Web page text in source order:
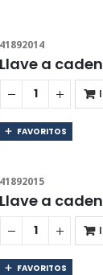
41892014
Llave a
FAVORITOS
41892015
Llave a
FAVORITOS